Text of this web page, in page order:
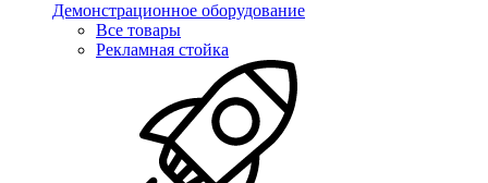
Демонстрационное оборудование
Все товары
Рекламная стойка